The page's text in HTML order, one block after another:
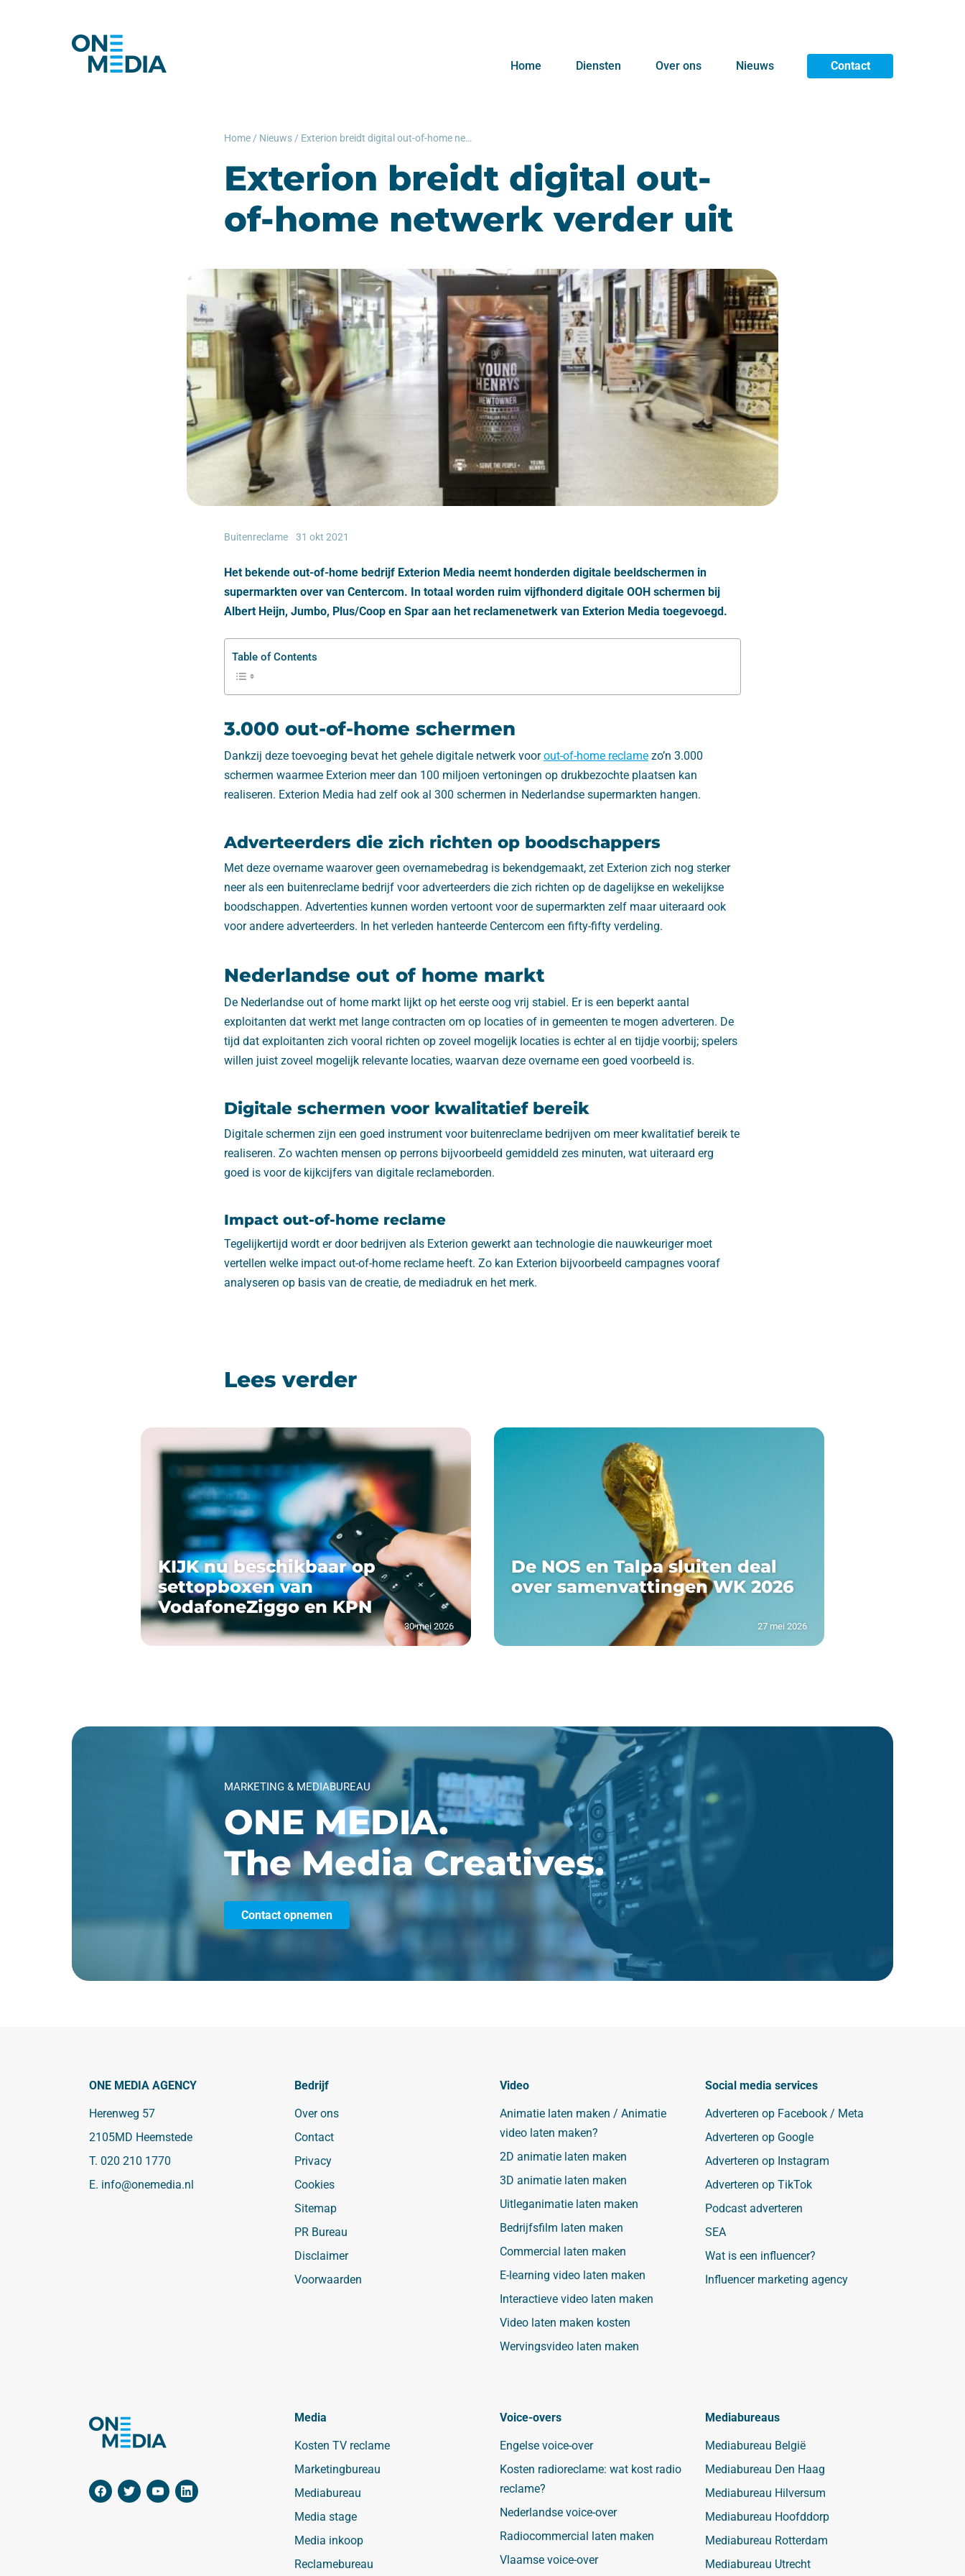
Home Diensten Over ons Nieuws Contact
Home / Nieuws / Exterion breidt digital out-of-home netwerk verder uit
Exterion breidt digital out-
of-home netwerk verder uit
Buitenreclame 31 okt 2021
Het bekende out-of-home bedrijf Exterion Media neemt honderden digitale beeldschermen in
supermarkten over van Centercom. In totaal worden ruim vijfhonderd digitale OOH schermen bij
Albert Heijn, Jumbo, Plus/Coop en Spar aan het reclamenetwerk van Exterion Media toegevoegd.
Table of Contents
3.000 out-of-home schermen
Dankzij deze toevoeging bevat het gehele digitale netwerk voorout-of-home reclame zo’n 3.000
schermen waarmee Exterion meer dan 100 miljoen vertoningen op drukbezochte plaatsen kan
realiseren. Exterion Media had zelf ook al 300 schermen in Nederlandse supermarkten hangen.
Adverteerders die zich richten op boodschappers
Met deze overname waarover geen overnamebedrag is bekendgemaakt, zet Exterion zich nog sterker
neer als een buitenreclame bedrijf voor adverteerders die zich richten op de dagelijkse en wekelijkse
boodschappen. Advertenties kunnen worden vertoont voor de supermarkten zelf maar uiteraard ook
voor andere adverteerders. In het verleden hanteerde Centercom een fifty-fifty verdeling.
Nederlandse out of home markt
De Nederlandse out of home markt lijkt op het eerste oog vrij stabiel. Er is een beperkt aantal
exploitanten dat werkt met lange contracten om op locaties of in gemeenten te mogen adverteren. De
tijd dat exploitanten zich vooral richten op zoveel mogelijk locaties is echter al en tijdje voorbij; spelers
willen juist zoveel mogelijk relevante locaties, waarvan deze overname een goed voorbeeld is.
Digitale schermen voor kwalitatief bereik
Digitale schermen zijn een goed instrument voor buitenreclame bedrijven om meer kwalitatief bereik te
realiseren. Zo wachten mensen op perrons bijvoorbeeld gemiddeld zes minuten, wat uiteraard erg
goed is voor de kijkcijfers van digitale reclameborden.
Impact out-of-home reclame
Tegelijkertijd wordt er door bedrijven als Exterion gewerkt aan technologie die nauwkeuriger moet
vertellen welke impact out-of-home reclame heeft. Zo kan Exterion bijvoorbeeld campagnes vooraf
analyseren op basis van de creatie, de mediadruk en het merk.
Lees verder
KIJK nu beschikbaar op
settopboxen van
VodafoneZiggo en KPN
30 mei 2026
De NOS en Talpa sluiten deal
over samenvattingen WK 2026
27 mei 2026
MARKETING & MEDIABUREAU
ONE MEDIA.
The Media Creatives.
Contact opnemen
Bedrijf
Over ons
Contact
Privacy
Cookies
Sitemap
PR Bureau
Disclaimer
Voorwaarden
Video
Animatie laten maken / Animatie
video laten maken?
2D animatie laten maken
3D animatie laten maken
Uitleganimatie laten maken
Bedrijfsfilm laten maken
Commercial laten maken
E-learning video laten maken
Interactieve video laten maken
Video laten maken kosten
Wervingsvideo laten maken
Social media services
Adverteren op Facebook / Meta
Adverteren op Google
Adverteren op Instagram
Adverteren op TikTok
Podcast adverteren
SEA
Wat is een influencer?
Influencer marketing agency
Media
Kosten TV reclame
Marketingbureau
Mediabureau
Media stage
Media inkoop
Reclamebureau
Voice-overs
Engelse voice-over
Kosten radioreclame: wat kost radio
reclame?
Nederlandse voice-over
Radiocommercial laten maken
Vlaamse voice-over
Mediabureaus
Mediabureau België
Mediabureau Den Haag
Mediabureau Hilversum
Mediabureau Hoofddorp
Mediabureau Rotterdam
Mediabureau Utrecht
ONE MEDIA AGENCY
Herenweg 57
2105MD Heemstede
T. 020 210 1770
E. info@onemedia.nl